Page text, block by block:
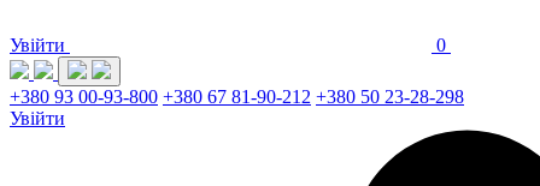
Увійти 0
+380 93 00-93-800 +380 67 81-90-212 +380 50 23-28-298
Увійти